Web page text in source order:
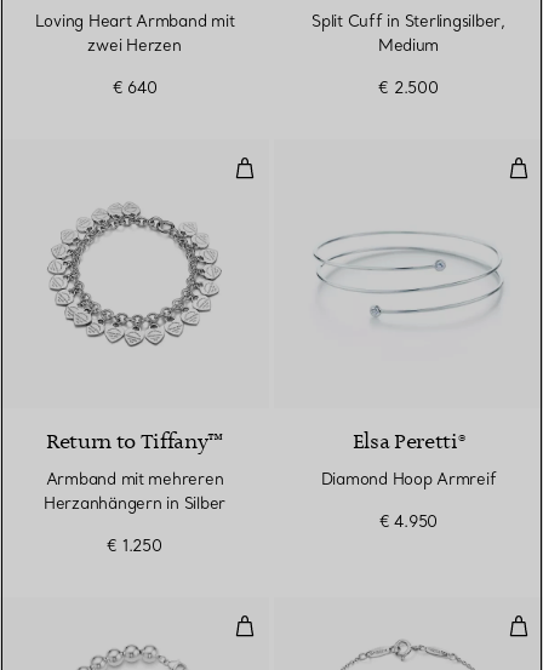
Loving Heart Armband mit
zwei Herzen
€ 640
Split Cuff in Sterlingsilber,
Medium
€ 2.500
Armband mit mehreren
Return to Tiffany™
Armband mit mehreren
Herzanhängern in Silber
€ 1.250
Elsa Peretti®
Diamond Hoop Armreif
€ 4.950
Armband mit Herzanhänger in